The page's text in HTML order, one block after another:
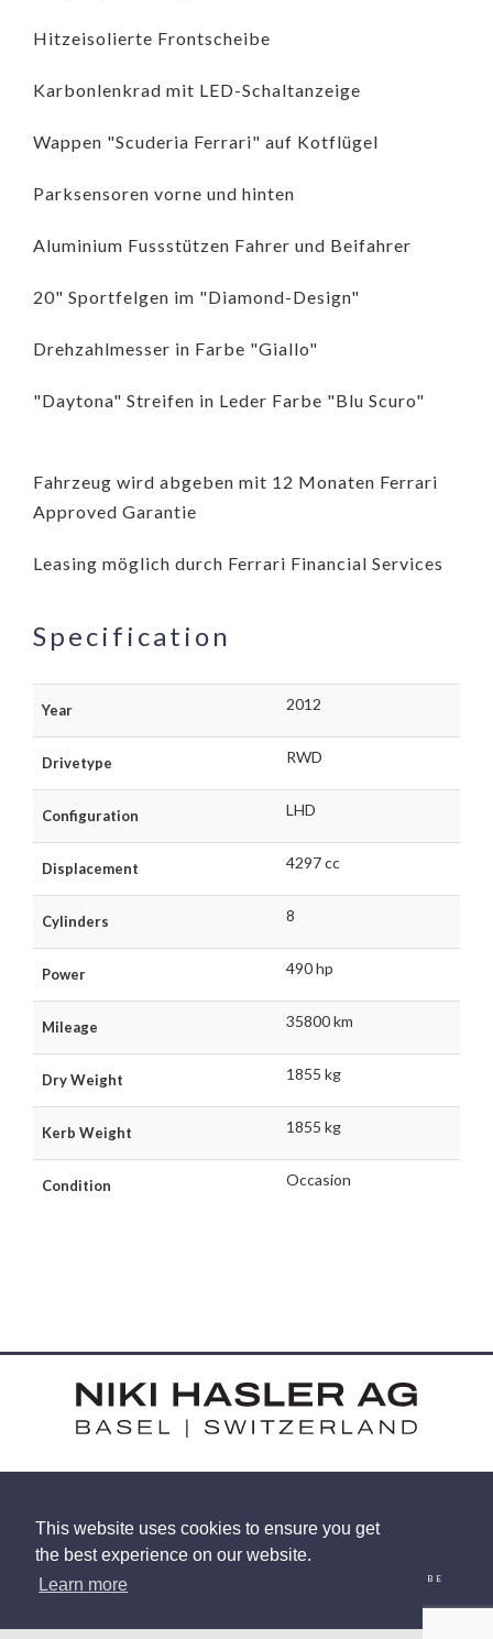
This website uses cookies to ensure you get
the best experience on our website.
Learn more
Hitzeisolierte Frontscheibe
Karbonlenkrad mit LED-Schaltanzeige
Wappen "Scuderia Ferrari" auf Kotflügel
Parksensoren vorne und hinten
Aluminium Fussstützen Fahrer und Beifahrer
20" Sportfelgen im "Diamond-Design"
Drehzahlmesser in Farbe "Giallo"
"Daytona" Streifen in Leder Farbe "Blu Scuro"
Fahrzeug wird abgeben mit 12 Monaten Ferrari
Approved Garantie
Leasing möglich durch Ferrari Financial Services
Specification
Year 2012
Drivetype RWD
Configuration LHD
Displacement 4297 cc
Cylinders 8
Power 490 hp
Mileage 35800 km
Dry Weight 1855 kg
Kerb Weight 1855 kg
Condition Occasion
HARDSTRASSE 15 - CH-4052 BASEL
EMAIL YOUTUBE